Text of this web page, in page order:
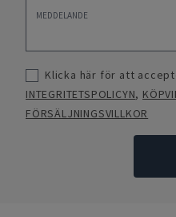
Klicka här för att
INTEGRITETSPOLICYN,
FÖRSÄLJNINGSVILLKOR